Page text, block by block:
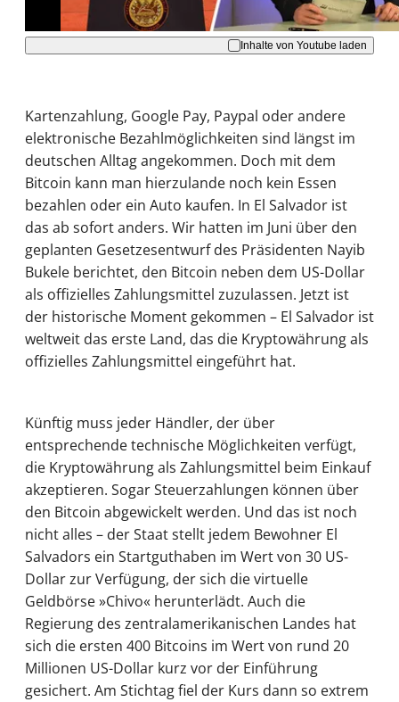
Inhalte von Youtube laden
Kartenzahlung, Google Pay, Paypal oder andere
elektronische Bezahlmöglichkeiten sind längst im
deutschen Alltag angekommen. Doch mit dem
Bitcoin kann man hierzulande noch kein Essen
bezahlen oder ein Auto kaufen. In El Salvador ist
das ab sofort anders. Wir hatten im Juni über den
geplanten Gesetzesentwurf des Präsidenten Nayib
Bukele berichtet, den Bitcoin neben dem US-Dollar
als offizielles Zahlungsmittel zuzulassen. Jetzt ist
der historische Moment gekommen – El Salvador ist
weltweit das erste Land, das die Kryptowährung als
offizielles Zahlungsmittel eingeführt hat.
Künftig muss jeder Händler, der über
entsprechende technische Möglichkeiten verfügt,
die Kryptowährung als Zahlungsmittel beim Einkauf
akzeptieren. Sogar Steuerzahlungen können über
den Bitcoin abgewickelt werden. Und das ist noch
nicht alles – der Staat stellt jedem Bewohner El
Salvadors ein Startguthaben im Wert von 30 US-
Dollar zur Verfügung, der sich die virtuelle
Geldbörse »Chivo« herunterlädt. Auch die
Regierung des zentralamerikanischen Landes hat
sich die ersten 400 Bitcoins im Wert von rund 20
Millionen US-Dollar kurz vor der Einführung
gesichert. Am Stichtag fiel der Kurs dann so extrem